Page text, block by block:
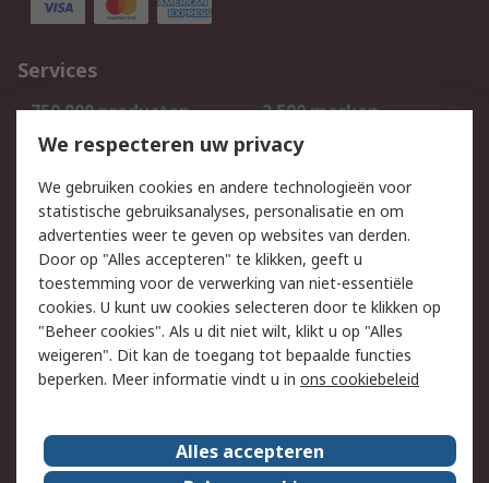
Services
750.000 producten
2.500 merken
Bestellen
Inkoopoplossingen
Track & Trace
Wettelijk
Cookiebeleid
Email veiligheid
Privacybeleid
Websitevoorwaarden
Algemene
verkoopvoorwaarden
Over RS
We respecteren uw privacy
We gebruiken cookies en andere technologieën voor
statistische gebruiksanalyses, personalisatie en om
advertenties weer te geven op websites van derden.
Door op "Alles accepteren" te klikken, geeft u
toestemming voor de verwerking van niet-essentiële
cookies. U kunt uw cookies selecteren door te klikken op
"Beheer cookies". Als u dit niet wilt, klikt u op "Alles
weigeren". Dit kan de toegang tot bepaalde functies
beperken. Meer informatie vindt u in ons cookiebeleid
Alles accepteren